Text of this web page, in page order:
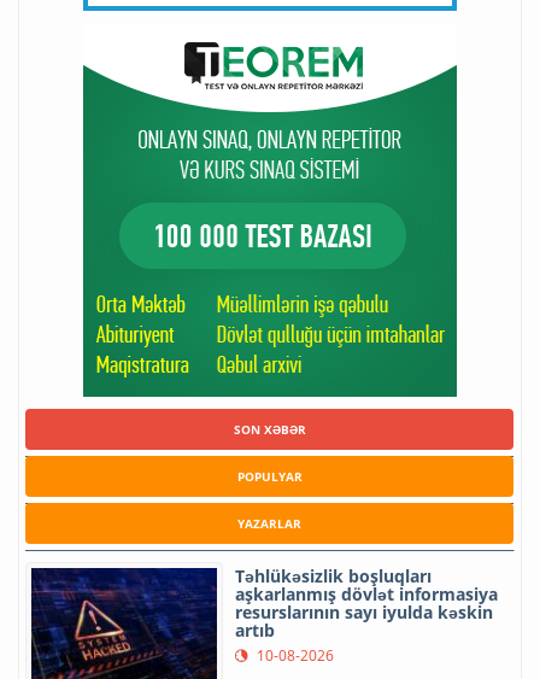
SON XƏBƏR
POPULYAR
YAZARLAR
Təhlükəsizlik boşluqları
aşkarlanmış dövlət informasiya
resurslarının sayı iyulda kəskin
artıb
10-08-2026